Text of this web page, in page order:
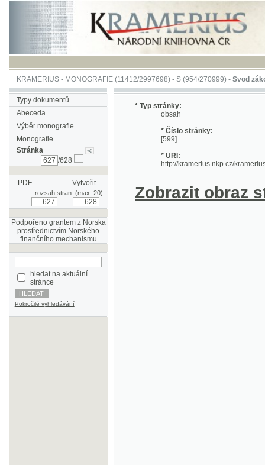
KRAMERIUS-MONOGRAFIE(11412/2997698) -S (954/270999)-Svod zákonův
Typy dokumentů
Abeceda
Výběr monografie
Monografie
Stránka
/628
PDF Vytvořit
rozsah stran: (max. 20)
Podpořeno grantem z Norska
prostřednictvím Norského
finančního mechanismu
stránce
Pokročilé vyhledávání
* Typ stránky:
obsah
* Číslo stránky:
* URI: